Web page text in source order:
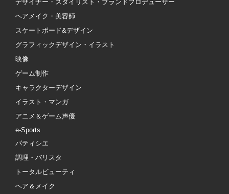
デザイナー・スタイリスト・ブランドプロデューサー
ヘアメイク・美容師
スケートボード&デザイン
グラフィックデザイン・イラスト
映像
ゲーム制作
キャラクターデザイン
イラスト・マンガ
アニメ＆ゲーム声優
e-Sports
パティシエ
調理・バリスタ
トータルビューティ
ヘア＆メイク